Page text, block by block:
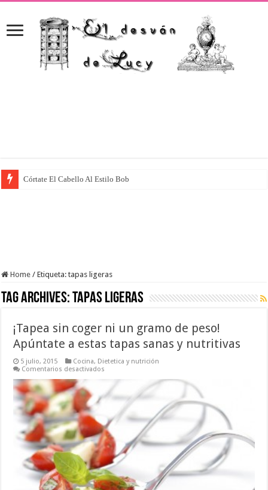
Córtate El Cabello Al Estilo Bob
Home / Etiqueta:tapas ligeras
Tag Archives:tapas ligeras
¡Tapea sin coger ni un gramo de peso!
Apúntate a estas tapas sanas y nutritivas
5 julio, 2015 Cocina, Dietetica y nutrición
Comentarios desactivados
coger
ni
gramo
de
peso!
Apúntate
a
estas
tapas
sanas
y
nutritivas